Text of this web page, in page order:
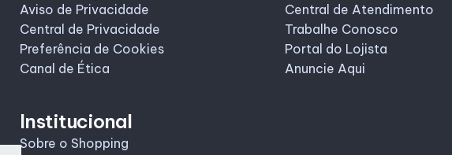
Aviso de Privacidade
Central de Privacidade
Preferência de Cookies
Canal de Ética
Institucional
Sobre o Shopping
Central de Atendimento
Trabalhe Conosco
Portal do Lojista
Anuncie Aqui